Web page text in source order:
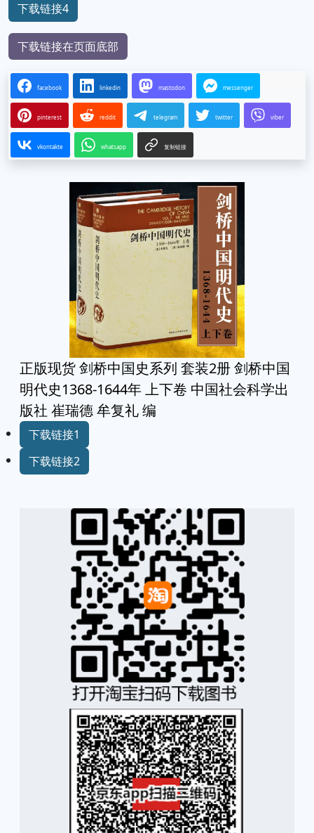
下载链接4
下载链接在页面底部
facebook linkedin mastodon messenger
pinterest reddit telegram twitter viber
vkontakte whatsapp 复制链接
正版现货 剑桥中国史系列 套装2册 剑桥中国
明代史1368-1644年 上下卷 中国社会科学出
版社 崔瑞德 牟复礼 编
下载链接1
下载链接2